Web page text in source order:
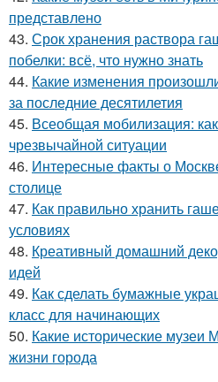
представлено
43. Срок хранения раствора
побелки: всё, что нужно знать
44. Какие изменения
за последние десятилетия
45. Всеобщая мобилизация:
чрезвычайной ситуации
46. Интересные факты о
столице
47. Как правильно хранить
условиях
48. Креативный домашний
идей
49. Как сделать бумажные
класс для начинающих
50. Какие исторические музеи
жизни города